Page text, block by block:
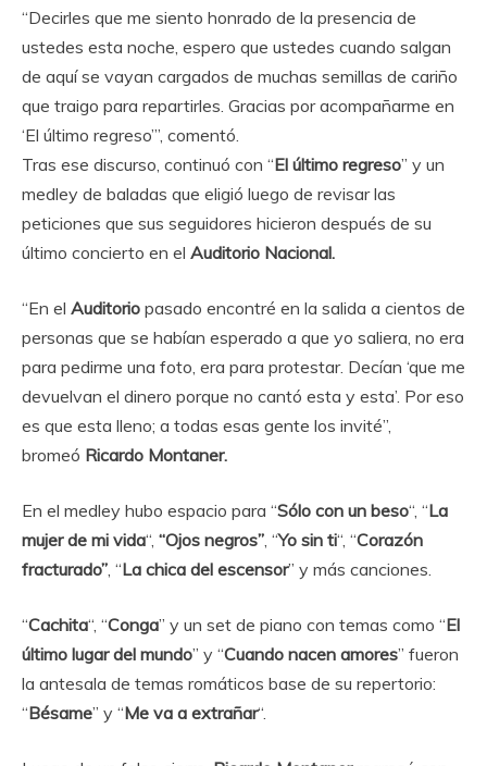
“Decirles que me siento honrado de la presencia de
ustedes esta noche, espero que ustedes cuando salgan
de aquí se vayan cargados de muchas semillas de cariño
que traigo para repartirles. Gracias por acompañarme en
‘El último regreso’”, comentó.
Tras ese discurso, continuó con “El último regreso” y un
medley de baladas que eligió luego de revisar las
peticiones que sus seguidores hicieron después de su
último concierto en el Auditorio Nacional.
“En el Auditorio pasado encontré en la salida a cientos de
personas que se habían esperado a que yo saliera, no era
para pedirme una foto, era para protestar. Decían ‘que me
devuelvan el dinero porque no cantó esta y esta’. Por eso
es que esta lleno; a todas esas gente los invité”,
bromeó Ricardo Montaner.
En el medley hubo espacio para “Sólo con un beso“, “La
mujer de mi vida“, “Ojos negros” , “Yo sin ti“, “Corazón
fracturado” , “La chica del escensor” y más canciones.
“Cachita“, “Conga” y un set de piano con temas como “El
último lugar del mundo” y “Cuando nacen amores” fueron
la antesala de temas romáticos base de su repertorio:
“Bésame” y “Me va a extrañar“.